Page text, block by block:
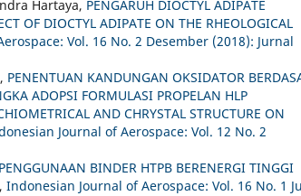
Hartaya, PENGARUH DIOCTYL ADIPATE
OF DIOCTYL ADIPATE ON THE RHEOLOGICAL
Vol. 16 No. 2 Desember (2018): Jurnal
PENENTUAN KANDUNGAN OKSIDATOR
ADOPSI FORMULASI PROPELAN HLP
AND CHRYSTAL STRUCTURE ON
Journal of Aerospace: Vol. 12 No. 2
PENGGUNAAN BINDER HTPB BERENERGI TINGGI
, Indonesian Journal of Aerospace: Vol. 16 No. 1